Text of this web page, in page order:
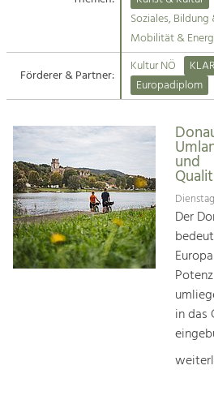
Suche
Impressum
Kontakt
Angebotsentwicklung und
Handwerk, Wissenschaft und
Soziales, Bildung &
Identität
Gleichberechtigung, Jugend und
Integration
Mobilität & Energie
Klimawandel, öffentlicher Verkehr
Steigerung regionaler Wertschöpfung
Soziales,
Mobilität &
Förderer & Partner:
Kultur NÖ
Europadiplom
und
Der
in das